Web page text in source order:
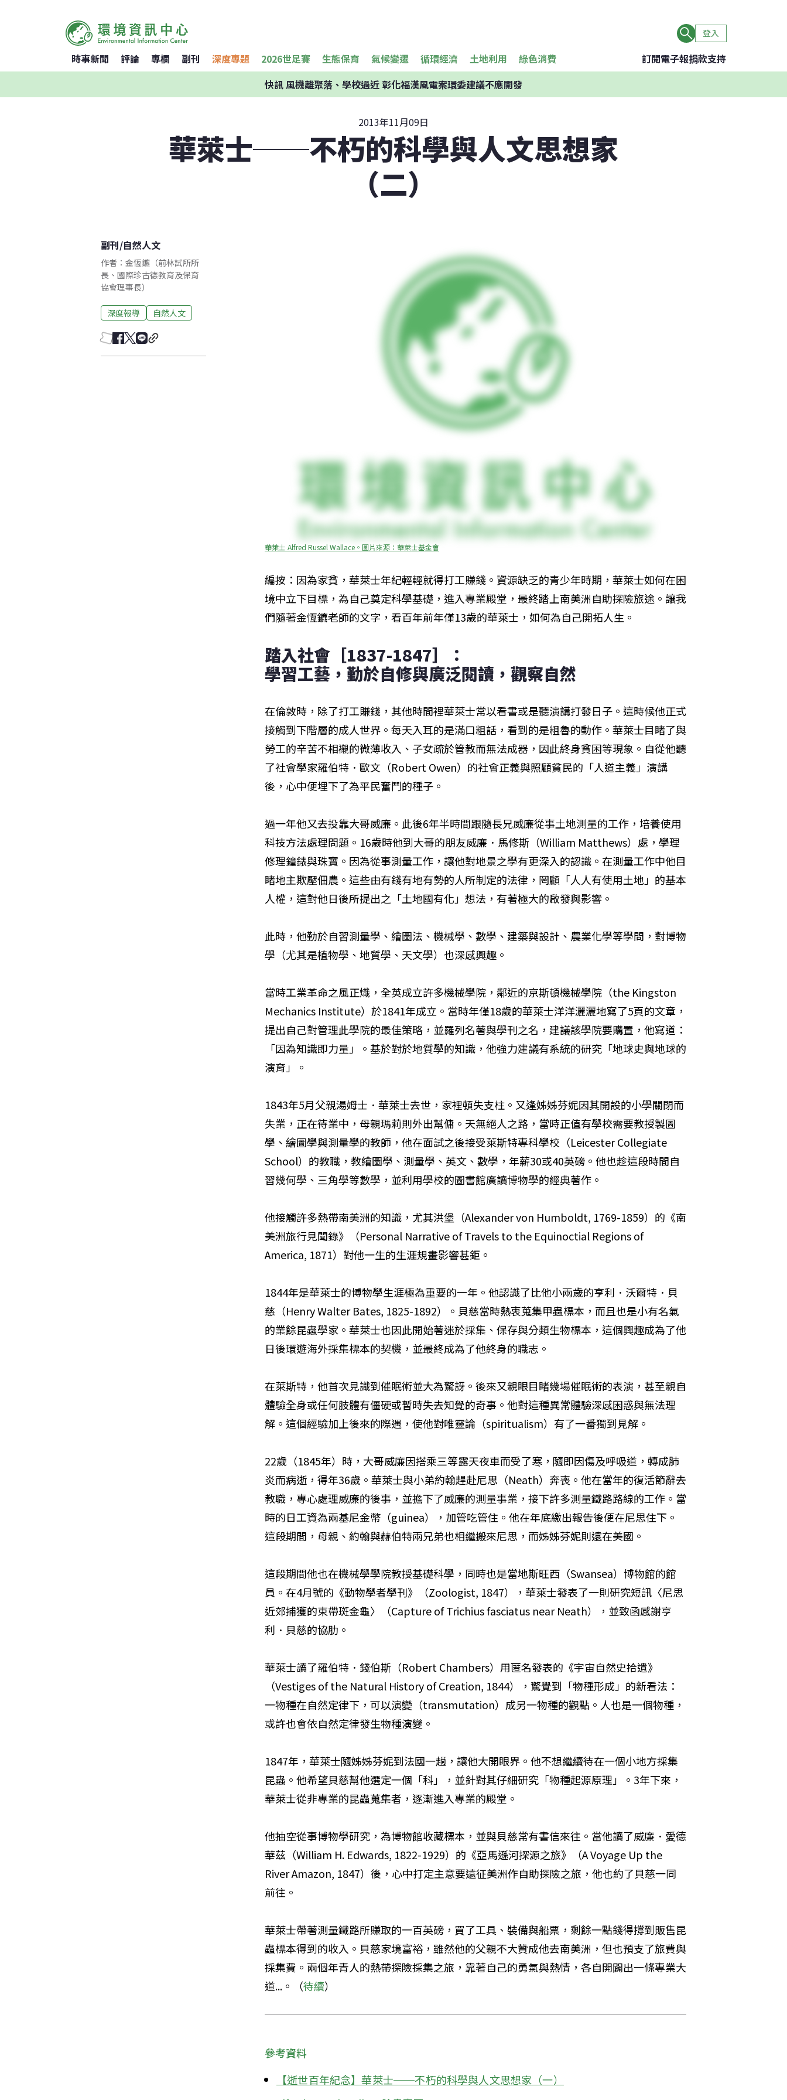
登入
時事新聞 評論 專欄 副刊 深度專題 2026世足賽 生態保育 氣候變遷 循環經濟 土地利用 綠色消費 訂閱電子報捐款支持
快訊風機離聚落、學校過近 彰化福漢風電案環委建議不應開發
2013年11月09日
華萊士──不朽的科學與人文思想家
（二）
副刊/自然人文
作者：金恆鑣（前林試所所
長、國際珍古德教育及保育
協會理事長）
深度報導 自然人文
華萊士 Alfred Russel Wallace。圖片來源：華萊士基金會
編按：因為家貧，華萊士年紀輕輕就得打工賺錢。資源缺乏的青少年時期，華萊士如何在困
境中立下目標，為自己奠定科學基礎，進入專業殿堂，最終踏上南美洲自助探險旅途。讓我
們隨著金恆鑣老師的文字，看百年前年僅13歲的華萊士，如何為自己開拓人生。
踏入社會［1837-1847］：
學習工藝，勤於自修與廣泛閱讀，觀察自然
在倫敦時，除了打工賺錢，其他時間裡華萊士常以看書或是聽演講打發日子。這時候他正式
接觸到下階層的成人世界。每天入耳的是滿口粗話，看到的是粗魯的動作。華萊士目睹了與
勞工的辛苦不相襯的微薄收入、子女疏於管教而無法成器，因此終身貧困等現象。自從他聽
了社會學家羅伯特．歐文（Robert Owen）的社會正義與照顧貧民的「人道主義」演講
後，心中便埋下了為平民奮鬥的種子。
過一年他又去投靠大哥威廉。此後6年半時間跟隨長兄威廉從事土地測量的工作，培養使用
科技方法處理問題。16歲時他到大哥的朋友威廉．馬修斯（William Matthews）處，學理
修理鐘錶與珠寶。因為從事測量工作，讓他對地景之學有更深入的認識。在測量工作中他目
睹地主欺壓佃農。這些由有錢有地有勢的人所制定的法律，罔顧「人人有使用土地」的基本
人權，這對他日後所提出之「土地國有化」想法，有著極大的啟發與影響。
此時，他勤於自習測量學、繪圖法、機械學、數學、建築與設計、農業化學等學問，對博物
學（尤其是植物學、地質學、天文學）也深感興趣。
當時工業革命之風正熾，全英成立許多機械學院，鄰近的京斯頓機械學院（the Kingston
Mechanics Institute）於1841年成立。當時年僅18歲的華萊士洋洋灑灑地寫了5頁的文章，
提出自己對管理此學院的最佳策略，並羅列名著與學刊之名，建議該學院要購置，他寫道：
「因為知識即力量」。基於對於地質學的知識，他強力建議有系統的研究「地球史與地球的
演育」。
1843年5月父親湯姆士．華萊士去世，家裡頓失支柱。又逢姊姊芬妮因其開設的小學關閉而
失業，正在待業中，母親瑪莉則外出幫傭。天無絕人之路，當時正值有學校需要教授製圖
學、繪圖學與測量學的教師，他在面試之後接受萊斯特專科學校（Leicester Collegiate
School）的教職，教繪圖學、測量學、英文、數學，年薪30或40英磅。他也趁這段時間自
習幾何學、三角學等數學，並利用學校的圖書館廣讀博物學的經典著作。
他接觸許多熱帶南美洲的知識，尤其洪堡（Alexander von Humboldt, 1769-1859）的《南
美洲旅行見聞錄》（Personal Narrative of Travels to the Equinoctial Regions of
America, 1871）對他一生的生涯規畫影響甚鉅。
1844年是華萊士的博物學生涯極為重要的一年。他認識了比他小兩歲的亨利．沃爾特．貝
慈（Henry Walter Bates, 1825-1892）。貝慈當時熱衷蒐集甲蟲標本，而且也是小有名氣
的業餘昆蟲學家。華萊士也因此開始著迷於採集、保存與分類生物標本，這個興趣成為了他
日後環遊海外採集標本的契機，並最終成為了他終身的職志。
在萊斯特，他首次見識到催眠術並大為驚訝。後來又親眼目睹幾場催眠術的表演，甚至親自
體驗全身或任何肢體有僵硬或暫時失去知覺的奇事。他對這種異常體驗深感困惑與無法理
解。這個經驗加上後來的際遇，使他對唯靈論（spiritualism）有了一番獨到見解。
22歲（1845年）時，大哥威廉因搭乘三等露天夜車而受了寒，隨即因傷及呼吸道，轉成肺
炎而病逝，得年36歲。華萊士與小弟約翰趕赴尼思（Neath）奔喪。他在當年的復活節辭去
教職，專心處理威廉的後事，並擔下了威廉的測量事業，接下許多測量鐵路路線的工作。當
時的日工資為兩基尼金幣（guinea），加管吃管住。他在年底繳出報告後便在尼思住下。
這段期間，母親、約翰與赫伯特兩兄弟也相繼搬來尼思，而姊姊芬妮則遠在美國。
這段期間他也在機械學學院教授基礎科學，同時也是當地斯旺西（Swansea）博物館的館
員。在4月號的《動物學者學刊》（Zoologist, 1847），華萊士發表了一則研究短訊〈尼思
近郊捕獲的束帶斑金龜〉（Capture of Trichius fasciatus near Neath），並致函感謝亨
利．貝慈的協肋。
華萊士讀了羅伯特．錢伯斯（Robert Chambers）用匿名發表的《宇宙自然史拾遺》
（Vestiges of the Natural History of Creation, 1844），驚覺到「物種形成」的新看法：
一物種在自然定律下，可以演變（transmutation）成另一物種的觀點。人也是一個物種，
或許也會依自然定律發生物種演變。
1847年，華萊士隨姊姊芬妮到法國一趟，讓他大開眼界。他不想繼續待在一個小地方採集
昆蟲。他希望貝慈幫他選定一個「科」，並針對其仔細研究「物種起源原理」。3年下來，
華萊士從非專業的昆蟲蒐集者，逐漸進入專業的殿堂。
他抽空從事博物學研究，為博物館收藏標本，並與貝慈常有書信來往。當他讀了威廉．愛德
華茲（William H. Edwards, 1822-1929）的《亞馬遜河探源之旅》（A Voyage Up the
River Amazon, 1847）後，心中打定主意要遠征美洲作自助探險之旅，他也約了貝慈一同
前往。
華萊士帶著測量鐵路所賺取的一百英磅，買了工具、裝備與船票，剩餘一點錢得撐到販售昆
蟲標本得到的收入。貝慈家境富裕，雖然他的父親不大贊成他去南美洲，但也預支了旅費與
採集費。兩個年青人的熱帶探險採集之旅，靠著自己的勇氣與熱情，各自開闢出一條專業大
道...。（待續）
參考資料
【逝世百年紀念】華萊士──不朽的科學與人文思想家（一）